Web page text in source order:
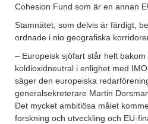
Cohesion Fund som är en annan
Stamnätet, som delvis är färdigt,
ordnade i nio geografiska
– Europeisk sjöfart står helt
koldioxidneutral i enlighet med
säger den europeiska
generalsekreterare Martin
Det mycket ambitiösa målet
forskning och utveckling och EU-